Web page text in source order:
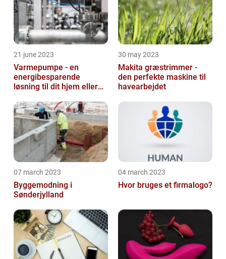
21 june 2023
Varmepumpe - en
energibesparende
løsning til dit hjem eller
30 may 2023
Makita græstrimmer -
den perfekte maskine til
havearbejdet
07 march 2023
Byggemodning i
Sønderjylland
04 march 2023
Hvor bruges et firmalogo?